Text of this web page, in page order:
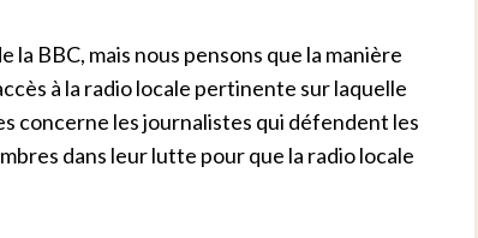
la BBC, mais nous pensons que la manière
à la radio locale pertinente sur laquelle
concerne les journalistes qui défendent les
dans leur lutte pour que la radio locale